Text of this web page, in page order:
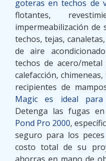
goteras en techos de
flotantes,
impermeabilización de
techos, tejas,
de aire
techos de acero/
calefacción,
recipientes de
Magic es ideal para
Detenga las fugas
Pond Pro 2000,
seguro para los
costo total de su